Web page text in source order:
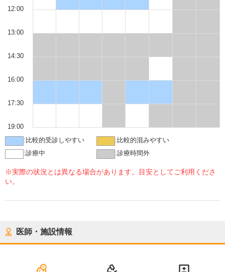
12:00
13:00
14:30
16:00
17:30
19:00
: 比較的受診しやすい : 比較的混みやすい
:診療中 :診療時間外
※実際の状況とは異なる場合があります。目安としてご利用くださ
い。
医師・施設情報